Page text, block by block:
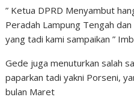
” Ketua DPRD Menyambut
Peradah Lampung Tengah
yang tadi kami sampaikan ”
Gede juga menuturkan salah
paparkan tadi yakni Porseni,
bulan Maret